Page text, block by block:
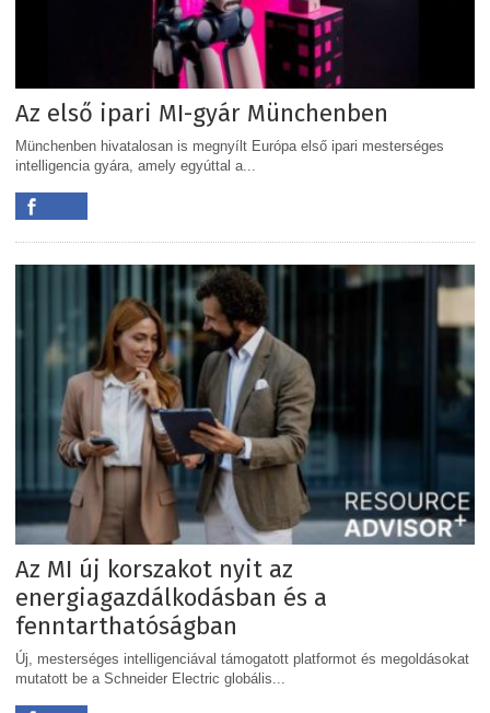
Az első ipari MI-gyár Münchenben
Münchenben hivatalosan is megnyílt Európa első ipari mesterséges
intelligencia gyára, amely egyúttal a...
Az MI új korszakot nyit az
energiagazdálkodásban és a
fenntarthatóságban
Új, mesterséges intelligenciával támogatott platformot és megoldásokat
mutatott be a Schneider Electric globális...